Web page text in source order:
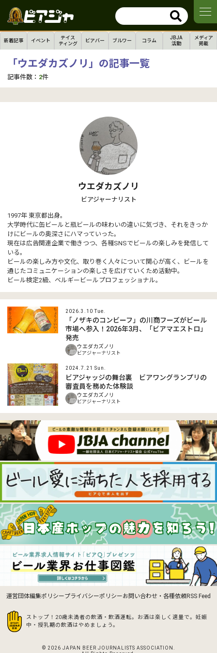
新着記事 イベント
テイス
ティング
ビアバー ブルワー コラム
JBJA
活動
メディア
掲載
「ウエダカズノリ」の記事一覧
記事件数： 2件
ウエダカズノリ
ビアジャーナリスト
1997年 東京都出身。
大学時代に缶ビールと瓶ビールの味わいの違いに気づき、それをきっか
けにビールの奥深さにハマっていった。
現在は広告関連企業で働きつつ、各種SNSでビールの楽しみを発信して
いる。
ビールの楽しみ方や文化、取り巻く人々について関心が高く、ビールを
通じたコミュニケーションの楽しさを広げていくため活動中。
ビール検定2級、ベルギービールプロフェッショナル。
2026.3.10 Tue.
「ノザキのコンビーフ」の川商フーズがビール
市場へ参入！2026年3月、「ビアマエストロ」
発売
ウエダカズノリ
ビアジャーナリスト
2024.7.21 Sun.
ビアジャッジの舞台裏 ビアワングランプリの
審査員を務めた体験談
ウエダカズノリ
ビアジャーナリスト
運営団体編集ポリシープライバシーポリシーお問い合わせ・各種依頼RSS Feed
ストップ！20歳未満者の飲酒・飲酒運転。お酒は楽しく適量で。 妊娠
中・授乳期の飲酒はやめましょう。
© 2026 JAPAN BEER JOURNALISTS ASSOCIATION.